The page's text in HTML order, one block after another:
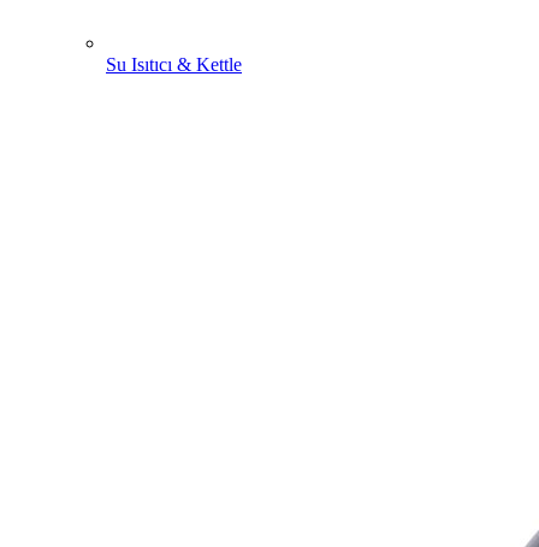
Su Isıtıcı & Kettle